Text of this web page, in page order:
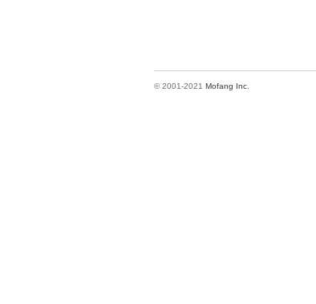
© 2001-2021 Mofang Inc.